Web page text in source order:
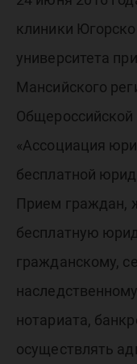
клиники
университета
Мансийского
Общероссийской
«Ассоциация
бесплатной
Прием граждан,
бесплатную
гражданскому,
нотариата,
осуществлять